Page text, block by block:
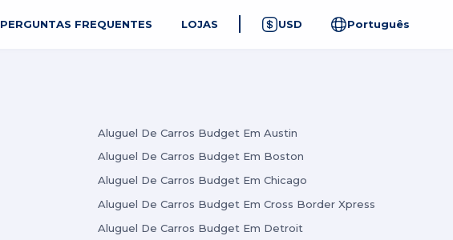
PERGUNTAS FREQUENTES LOJAS USD Português
Aluguel De Carros Budget Em Austin
Aluguel De Carros Budget Em Boston
Aluguel De Carros Budget Em Chicago
Aluguel De Carros Budget Em Cross Border Xpress
Aluguel De Carros Budget Em Detroit